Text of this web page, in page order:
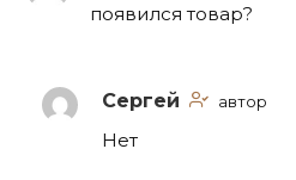
появился товар?
Сергей автор
Нет